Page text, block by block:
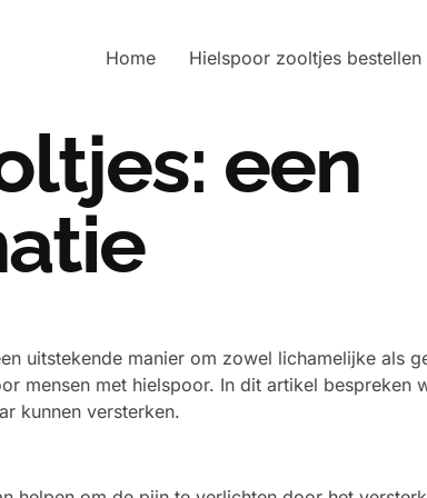
Home Hielspoor zooltjes bestellen
een
uitstekende manier om zowel lichamelijke als
mensen met hielspoor. In dit artikel bespreken
kunnen versterken.